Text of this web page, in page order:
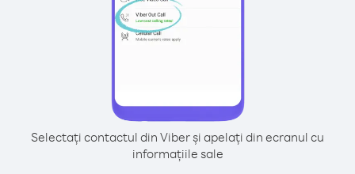
Selectați contactul din Viber și apelați din ecranul cu
informațiile sale